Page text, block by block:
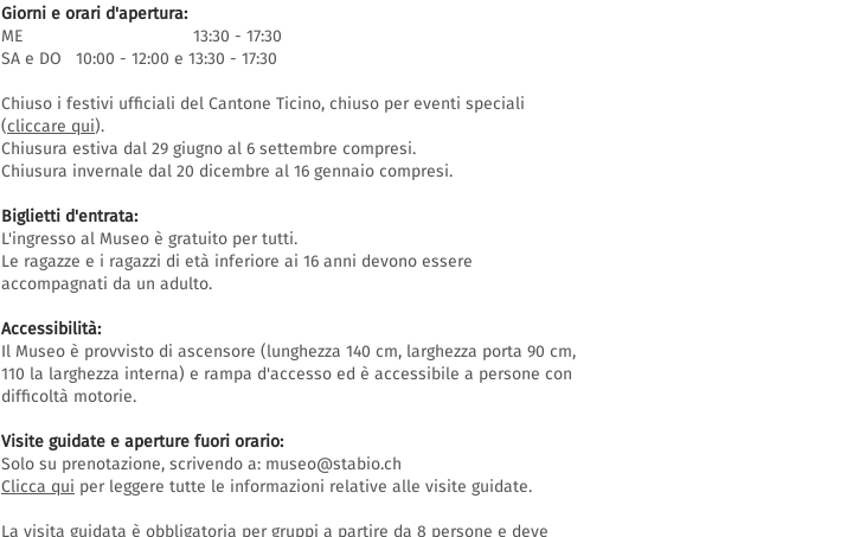
Giorni e orari d'apertura:
ME 13:30 - 17:30
SA e DO 10:00 - 12:00 e 13:30 - 17:30
Chiuso i festivi ufficiali del Cantone Ticino, chiuso per eventi speciali
(cliccare qui).
Chiusura estiva dal 29 giugno al 6 settembre compresi.
Chiusura invernale dal 20 dicembre al 16 gennaio compresi.
Biglietti d'entrata:
L'ingresso al Museo è gratuito per tutti.
Le ragazze e i ragazzi di età inferiore ai 16 anni devono essere
accompagnati da un adulto.
Accessibilità:
Il Museo è provvisto di ascensore (lunghezza 140 cm, larghezza porta 90 cm,
110 la larghezza interna) e rampa d'accesso ed è accessibile a persone con
difficoltà motorie.
Visite guidate e aperture fuori orario:
Solo su prenotazione, scrivendo a: museo@stabio.ch
Clicca qui per leggere tutte le informazioni relative alle visite guidate.
La visita guidata è obbligatoria per gruppi a partire da 8 persone e deve